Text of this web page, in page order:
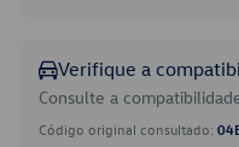
Verifique a
Consulte a
Código original consultado: